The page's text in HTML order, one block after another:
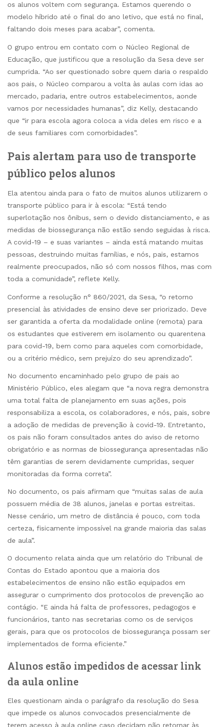
os alunos voltem com segurança. Estamos querendo o
modelo híbrido até o final do ano letivo, que está no final,
faltando dois meses para acabar”, comenta.
O grupo entrou em contato com o Núcleo Regional de
Educação, que justificou que a resolução da Sesa deve ser
cumprida. “Ao ser questionado sobre quem daria o respaldo
aos pais, o Núcleo comparou a volta às aulas com idas ao
mercado, padaria, entre outros estabelecimentos, aonde
vamos por necessidades humanas”, diz Kelly, destacando
que “ir para escola agora coloca a vida deles em risco e a
de seus familiares com comorbidades”.
Pais alertam para uso de transporte
público pelos alunos
Ela atentou ainda para o fato de muitos alunos utilizarem o
transporte público para ir à escola: “Está tendo
superlotação nos ônibus, sem o devido distanciamento, e as
medidas de biossegurança não estão sendo seguidas à risca.
A covid-19 – e suas variantes – ainda está matando muitas
pessoas, destruindo muitas famílias, e nós, pais, estamos
realmente preocupados, não só com nossos filhos, mas com
toda a comunidade”, reflete Kelly.
Conforme a resolução n° 860/2021, da Sesa, “o retorno
presencial às atividades de ensino deve ser priorizado. Deve
ser garantida a oferta da modalidade online (remota) para
os estudantes que estiverem em isolamento ou quarentena
para covid-19, bem como para aqueles com comorbidade,
ou a critério médico, sem prejuízo do seu aprendizado”.
No documento encaminhado pelo grupo de pais ao
Ministério Público, eles alegam que “a nova regra demonstra
uma total falta de planejamento em suas ações, pois
responsabiliza a escola, os colaboradores, e nós, pais, sobre
a adoção de medidas de prevenção à covid-19. Entretanto,
os pais não foram consultados antes do aviso de retorno
obrigatório e as normas de biossegurança apresentadas não
têm garantias de serem devidamente cumpridas, sequer
monitoradas da forma correta”.
No documento, os pais afirmam que “muitas salas de aula
possuem média de 38 alunos, janelas e portas estreitas.
Nesse cenário, um metro de distância é pouco, com toda
certeza, fisicamente impossível na grande maioria das salas
de aula”.
O documento relata ainda que um relatório do Tribunal de
Contas do Estado apontou que a maioria dos
estabelecimentos de ensino não estão equipados em
assegurar o cumprimento dos protocolos de prevenção ao
contágio. “E ainda há falta de professores, pedagogos e
funcionários, tanto nas secretarias como os de serviços
gerais, para que os protocolos de biossegurança possam ser
implementados de forma eficiente.”
Alunos estão impedidos de acessar link
da aula online
Eles questionam ainda o parágrafo da resolução do Sesa
que impede os alunos convocados presencialmente de
terem acesso à aula online caso decidam não retornar às